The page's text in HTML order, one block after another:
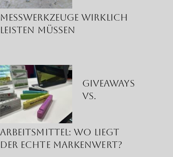
Messwerkzeuge wirklich
leisten müssen
Giveaways
vs.
Arbeitsmittel: Wo liegt
der echte Markenwert?